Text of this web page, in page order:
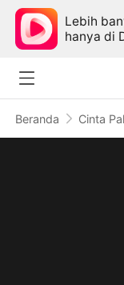
Lebih
hanya di
Beranda Cinta